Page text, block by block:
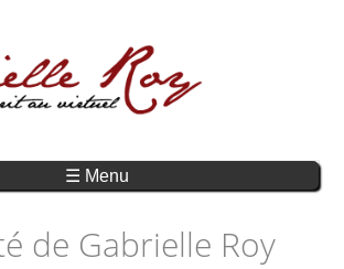
☰ Menu
de Gabrielle Roy